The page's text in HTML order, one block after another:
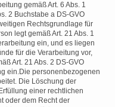
gemäß Art. 6 Abs. 1
2 Buchstabe a DS-GVO
Rechtsgrundlage für
legt gemäß Art. 21 Abs. 1
ein, und es liegen
für die Verarbeitung vor,
Art. 21 Abs. 2 DS-GVO
ein.Die personenbezogenen
Die Löschung der
einer rechtlichen
oder dem Recht der